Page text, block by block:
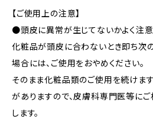
【ご使用上の注意】
●頭皮に異常が生じてないかよく注意
化粧品が頭皮に合わないとき即ち次
場合には、ご使用をおやめください。
そのまま化粧品類のご使用を続けま
がありますので、皮膚科専門医等に
します。